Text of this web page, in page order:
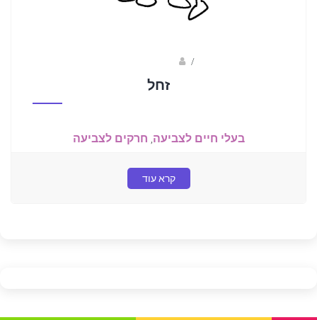
/
זחל
בעלי חיים לצביעה, חרקים לצביעה
קרא עוד